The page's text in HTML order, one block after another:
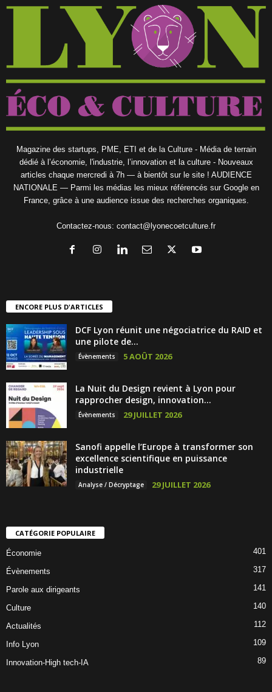
Magazine des startups, PME, ETI et de la Culture - Média de terrain
dédié à l’économie, l'industrie, l’innovation et la culture - Nouveaux
articles chaque mercredi à 7h — à bientôt sur le site ! AUDIENCE
NATIONALE — Parmi les médias les mieux référencés sur Google en
France, grâce à une audience issue des recherches organiques.
Contactez-nous: contact@lyonecoetculture.fr
ENCORE PLUS D'ARTICLES
DCF Lyon réunit une négociatrice du RAID et
une pilote de...
Évènements 5 AOÛT 2026
La Nuit du Design revient à Lyon pour
rapprocher design, innovation...
Évènements 29 JUILLET 2026
Sanofi appelle l’Europe à transformer son
excellence scientifique en puissance
industrielle
Analyse / Décryptage 29 JUILLET 2026
CATÉGORIE POPULAIRE
Économie 401
Évènements 317
Parole aux dirigeants 141
Culture 140
Actualités 112
Info Lyon 109
Innovation-High tech-IA 89